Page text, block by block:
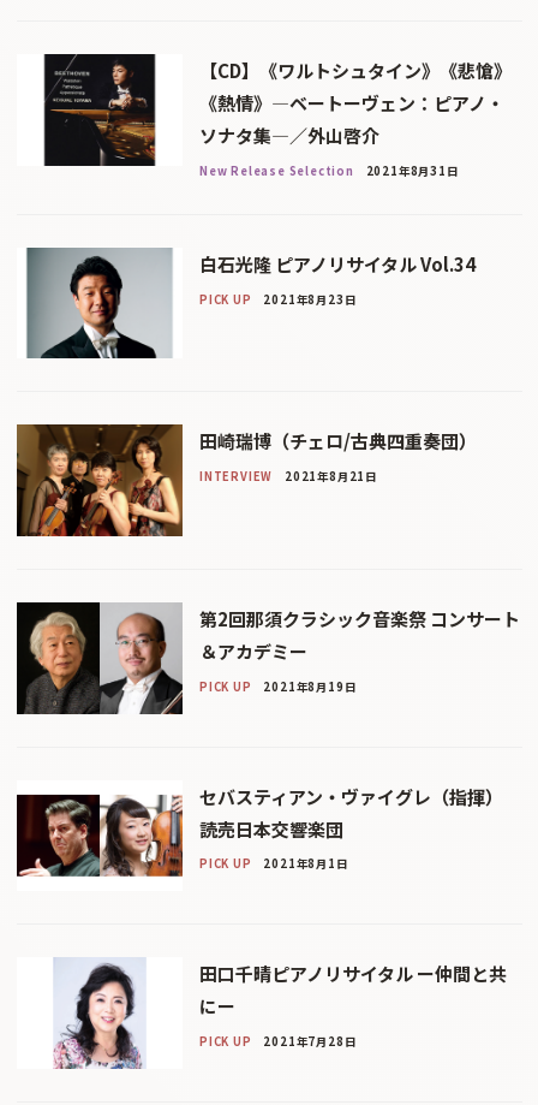
【CD】《ワルトシュタイン》《悲愴》
《熱情》―ベートーヴェン：ピアノ・
ソナタ集―／外山啓介
New Release Selection 2021年8月31日
白石光隆 ピアノリサイタル Vol.34
PICK UP 2021年8月23日
田崎瑞博（チェロ/古典四重奏団）
INTERVIEW 2021年8月21日
第2回那須クラシック音楽祭 コンサート
＆アカデミー
PICK UP 2021年8月19日
セバスティアン・ヴァイグレ（指揮）
読売日本交響楽団
PICK UP 2021年8月1日
田口千晴ピアノリサイタル ー仲間と共
にー
PICK UP 2021年7月28日